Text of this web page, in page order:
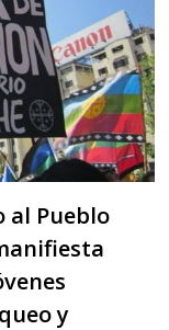
al Pueblo
y